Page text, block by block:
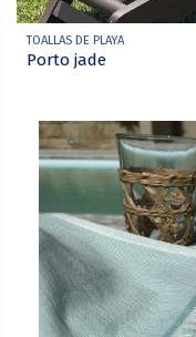
TOALLAS DE PLAYA
Porto jade